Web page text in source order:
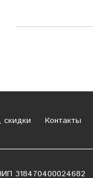
скидки Контакты
318470400024682